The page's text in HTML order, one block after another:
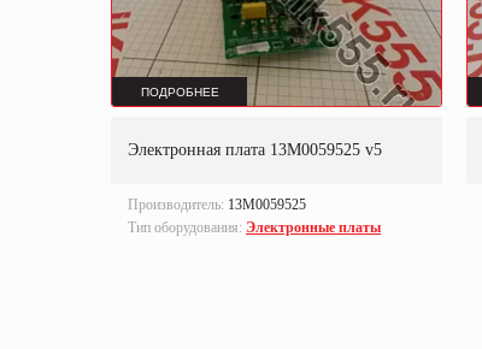
ПОДРОБНЕЕ
Электронная плата 13M0059525 v5
Производитель: 13M0059525
Тип оборудования: Электронные платы